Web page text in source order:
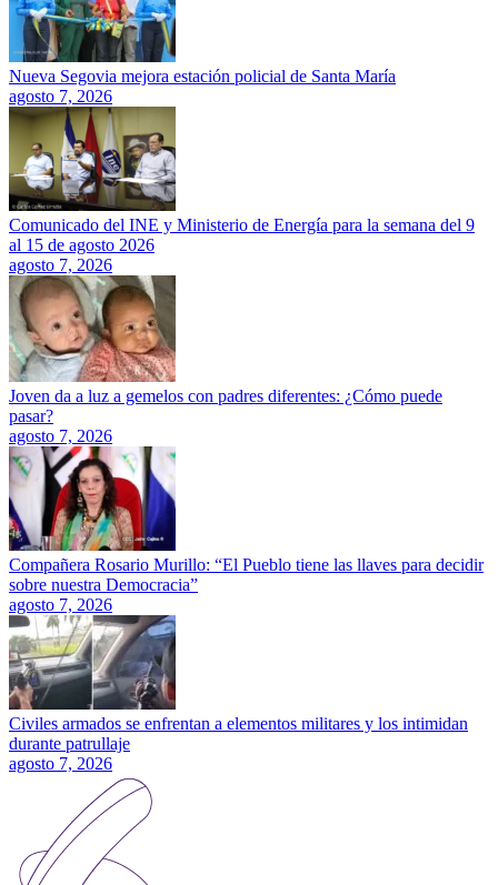
Nueva Segovia mejora estación policial de Santa María
agosto 7, 2026
Comunicado del INE y Ministerio de Energía para la semana del 9
al 15 de agosto 2026
agosto 7, 2026
Joven da a luz a gemelos con padres diferentes: ¿Cómo puede
pasar?
agosto 7, 2026
Compañera Rosario Murillo: “El Pueblo tiene las llaves para decidir
sobre nuestra Democracia”
agosto 7, 2026
Civiles armados se enfrentan a elementos militares y los intimidan
durante patrullaje
agosto 7, 2026